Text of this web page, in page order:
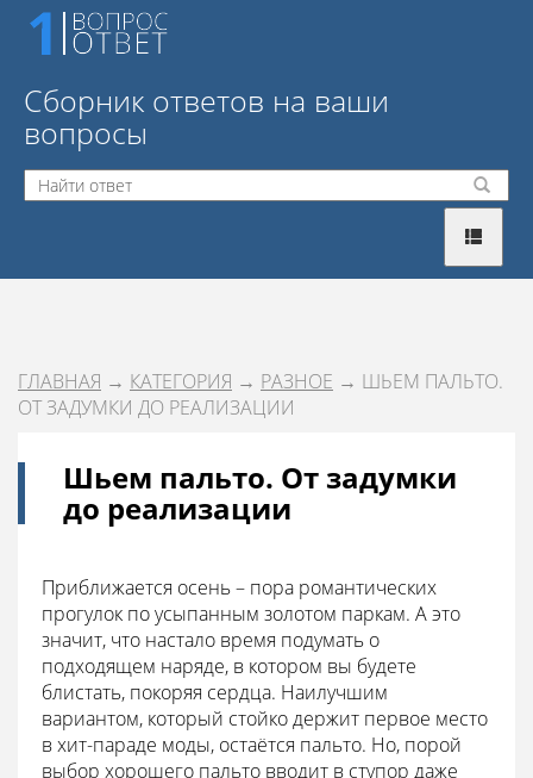
Сборник ответов на ваши
вопросы
ГЛАВНАЯ → КАТЕГОРИЯ → РАЗНОЕ → ШЬЕМ ПАЛЬТО.
ОТ ЗАДУМКИ ДО РЕАЛИЗАЦИИ
Шьем пальто. От задумки
до реализации
Приближается осень – пора романтических
прогулок по усыпанным золотом паркам. А это
значит, что настало время подумать о
подходящем наряде, в котором вы будете
блистать, покоряя сердца. Наилучшим
вариантом, который стойко держит первое место
в хит-параде моды, остаётся пальто. Но, порой
выбор хорошего пальто вводит в ступор даже